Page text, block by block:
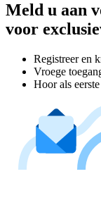
Meld u aan
voor
Registreer en
Vroege
Hoor als